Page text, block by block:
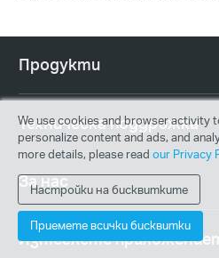
Продукти
Техническа поддръжка
За нас
Изтеглете
We use cookies and browser activity
personalize content and ads, and
more details, please read our Privacy
Настройки на бисквитките
Приемете всички бисквитки